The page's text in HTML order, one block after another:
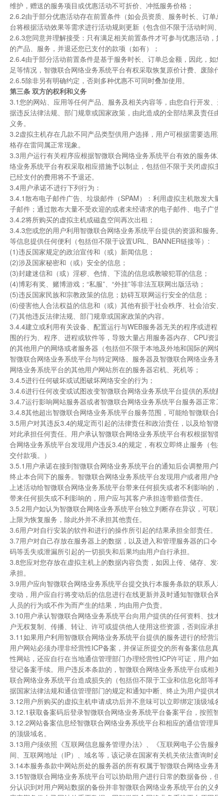
维护，赠送的服务项目或优惠活动不可折价、冲抵服务价格；
2.6.2由于部分优惠活动存在前置条件（如会员资质、服务时长、订
台将根据活动效果等需求进行活动规则更新（包含但不限于活动时
2.6.3您同意并理解接受：只有满足相关前置条件才可参与优惠活动
的产品、服务，并退还您已支付的款项（如有）；
2.6.4由于部分活动前置条件是基于服务时长、订单总金额，因此，
足等情况，智微联合网络业务系统平台有权采取恢复原价计费、废
2.6.5除非另有明确约定，否则多种优惠不可同时叠加使用。
第三条 双方的权利和义务
3.1您的网站、应用等任何产品、服务及相关内容等，由您自行开发
据违反法律法规、部门规章或国家政策，由此造成的全部结果及责
义务。
3.2虚拟主机存在几款不同产品类型供用户选择，用户可根据需要选
格存在雷同属正常现象。
3.3用户运行有关程序应根据智微联合网络业务系统平台有效的服务
络业务系统平台有权采取相应措施予以制止，包括但不限于关闭虚
已经支付的费用将不予退还。
3.4用户承诺不进行下列行为：
3.4.1散布电子邮件广告、垃圾邮件（SPAM）：利用虚拟主机散发
子邮件；通过散布大量不受欢迎的或者未经请求的电子邮件、电子
3.4.2将所购买的虚拟主机或磁盘空间再次出租；
3.4.3您或您的用户利用智微联合网络业务系统平台提供的资源和服
等信息提供任何便利（包括但不限于设置URL、BANNER链接等）:
(1)违反国家规定的政治宣传和（或）新闻信息；
(2)涉及国家秘密和（或）安全的信息；
(3)封建迷信和（或）淫秽、色情、下流的信息或教唆犯罪的信息；
(4)博彩有奖、赌博游戏；“私服”、“外挂”等非法互联网出版活动；
(5)违反国家民族和宗教政策的信息；妨碍互联网运行安全的信息；
(6)侵害他人合法权益的信息和（或）其他有损于社会秩序、社会治
(7)其他违反法律法规、部门规章或国家政策的内容。
3.4.4建立或利用有关设备、配置运行与WEB服务器无关的程序或进
围的行为、程序、进程或软件等，导致大量占用服务器内存、CPU
的其他用户的网络或者服务器（包括但不限于本地及外地和国际的
智微联合网络业务系统平台与特定网络、服务器及智微联合网络业
网络业务系统平台的其他用户网站所在的服务器宕机、死机等；
3.4.5进行任何破坏或试图破坏网络安全的行为；
3.4.6进行任何改变或试图改变智微联合网络业务系统平台提供的系
3.4.7运行影响网站服务器或者智微联合网络业务系统平台服务器正
3.4.8其他超出智微联合网络业务系统平台服务范围，可能给智微联
3.5用户对其违反3.4的规定而引起的法律责任和政治责任，以及给
对此承担任何责任。用户承认智微联合网络业务系统平台有权根据
合网络业务系统平台发现用户违反3.4的规定，有权立即终止服务（
交付款项。）
3.5.1用户承诺在接到智微联合网络业务系统平台的通知后会调整用
终止本合同下的服务。智微联合网络业务系统平台发现用户或者用
上述活动给智微联合网络业务系统平台带来任何损失或者不利影响
带来任何损失或不利影响的，用户应与其客户承担连带赔偿责任。
3.5.2用户如认为智微联合网络业务系统平台独立判断存在异议，可
上限为恢复服务，除此外并不承担其他责任。
3.6用户对自行安装的软件和进行的操作所引起的结果承担全部责任。
3.7用户对自己存放在服务器上的数据，以及进入和管理服务器的口
码等丢失或泄漏所引起的一切损失和后果均由用户自行承担。
3.8您应对您存放在虚拟主机上的数据内容负责，如因上传、储存、
承担。
3.9用户应向智微联合网络业务系统平台提交执行本服务条款的联系
变动，用户应自行将变动后的信息进行在线更新并及时通知智微联
人员的行为或不作为而产生的结果，均由用户负责。
3.10用户承认智微联合网络业务系统平台向用户提供的任何资料、
户无权复制、传播、转让、许可或提供他人使用这些资源，否则应承
3.11如果用户利用智微联合网络业务系统平台提供的服务进行的经
用户网站必须办理非经营性ICP备案，并保证所提交的所有备案信
性网站，还应自行在当地通信管理部门办理经营性ICP许可证，用
登记备案手续。用户违反本条款的，智微联合网络业务系统平台或
联合网络业务系统平台造成损失的（包括但不限于工业和信息化部
据国家法律法规和通信管理部门的规定和通知中断、终止为用户提
3.12用户所购买的虚拟主机申请成功后并不意味可以立即绑定顶级域
3.12.1获取备案码后登录智微联合网络业务系统平台备案平台，按
3.12.2网站备案信息经智微联合网络业务系统平台和相应的通信管
的顶级域名。
3.13用户须依照《互联网信息服务管理办法》、《互联网电子公告
间、互联网地址（IP）、域名等，该记录在国家有关机关依法查询
3.14本服务条款中网站所处的服务器的所有权属于智微联合网络业务
3.15智微联合网络业务系统平台可以协助用户进行日常的数据备份
分认识到对用户网站数据的备份并非智微联合网络业务系统平台的